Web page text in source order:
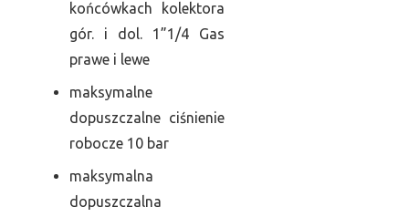
końcówkach kolektora
gór. i dol. 1”1/4 Gas
prawe i lewe
maksymalne
dopuszczalne ciśnienie
robocze 10 bar
maksymalna
dopuszczalna